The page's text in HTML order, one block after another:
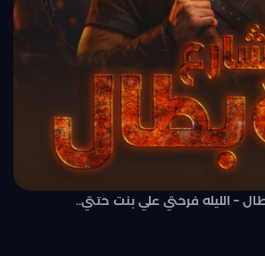
– الليله فرحتي علي بنت حتتي..